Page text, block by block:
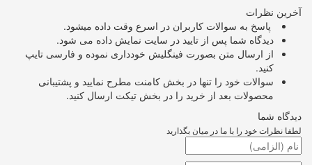
آخرین نظرات
پاسخ به سوالات کاربران در اسرع وقت داده میشود.
دیدگاه شما پس از تایید در سایت نمایش داده می شود.
از ارسال متن بصورت فینگلیش خودداری نموده و فارسی تایپ
کنید.
سوالات خود را تنها در بخش کامنت مطرح نمایید و پشتیبانی
محصولات بعد از خرید را در بخش تیکت ارسال کنید.
دیدگاه شما
لطفا نظرات خود را با ما در میان بگذارید